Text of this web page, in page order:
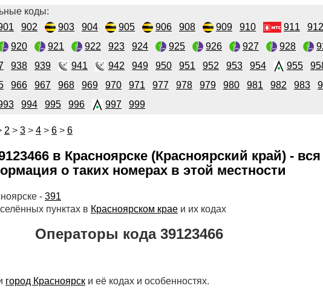
коды:
902 903 904 905 906 908 909 910 911 912
920 921 922 923 924 925 926 927 928
938 939 941 942 949 950 951 952 953 954 955
966 967 968 969 970 971 977 978 979 980 981 982 983
994 995 996 997 999
2 > 3 > 4 > 6 > 6
в Красноярске (Красноярский край) - вся
о таких номерах в этой местности
- 391
пунктах в Красноярском крае и их кодах
Операторы кода 39123466
город Красноярск и её кодах и особенностях.